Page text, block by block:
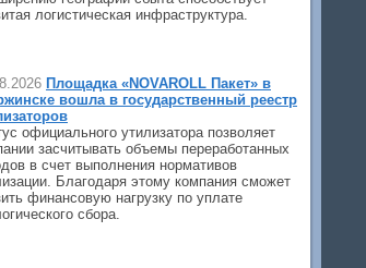
логистическая инфраструктура.
Площадка «NOVAROLL Пакет» в
вошла в государственный реестр
официального утилизатора позволяет
засчитывать объемы переработанных
в счет выполнения нормативов
Благодаря этому компания сможет
финансовую нагрузку по уплате
сбора.